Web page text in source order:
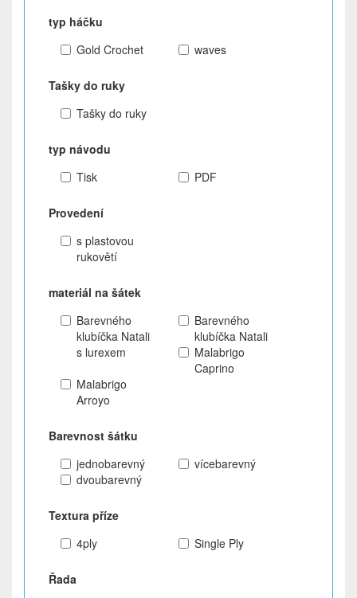
typ háčku
Gold Crochet
waves
Tašky do ruky
Tašky do ruky
typ návodu
Tisk
PDF
Provedení
s plastovou
rukovětí
materiál na šátek
Barevného
klubíčka Natali
s lurexem
Barevného
klubíčka Natali
Malabrigo
Caprino
Malabrigo
Arroyo
Barevnost šátku
jednobarevný
vícebarevný
dvoubarevný
Textura příze
4ply
Single Ply
Řada